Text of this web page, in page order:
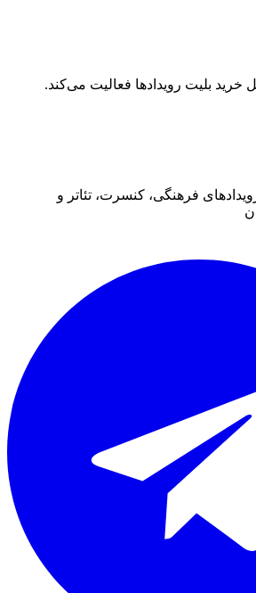
بلیت رویدادها فعالیت می‌کند.
فرهنگی، کنسرت، تئاتر و